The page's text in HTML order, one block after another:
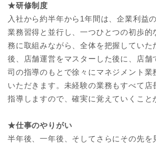
★研修制度
入社から約半年から1年間は、企業利益
業務習得と並行し、一つひとつの初歩的
務に取組みながら、全体を把握していた
後、店舗運営をマスターした後に、店舗
司の指導のもとで徐々にマネジメント業
いただきます。未経験の業務もすべて店
指導しますので、確実に覚えていくこと
★仕事のやりがい
半年後、一年後、そしてさらにその先を